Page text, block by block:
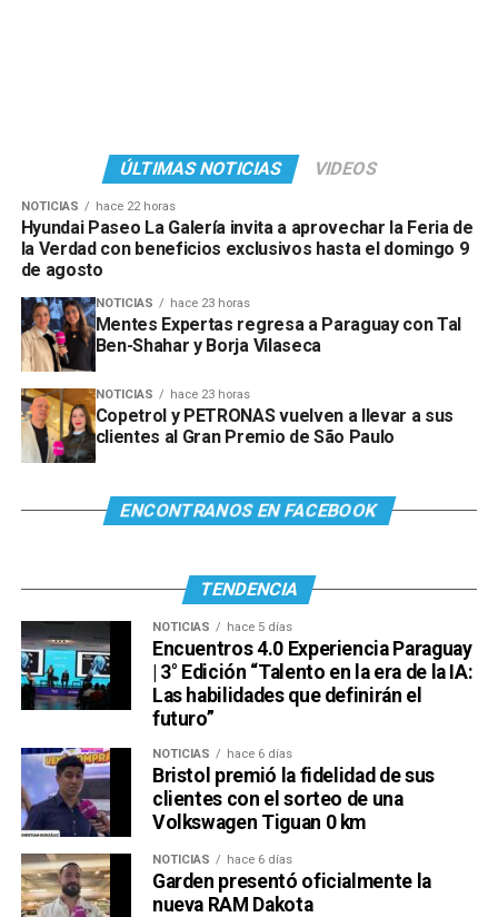
ÚLTIMAS NOTICIAS VIDEOS
NOTICIAS hace 22 horas
Hyundai Paseo La Galería invita a aprovechar la Feria de
la Verdad con beneficios exclusivos hasta el domingo 9
de agosto
NOTICIAS hace 23 horas
Mentes Expertas regresa a Paraguay con Tal
Ben-Shahar y Borja Vilaseca
NOTICIAS hace 23 horas
Copetrol y PETRONAS vuelven a llevar a sus
clientes al Gran Premio de São Paulo
ENCONTRANOS EN FACEBOOK
TENDENCIA
NOTICIAS hace 5 días
Encuentros 4.0 Experiencia Paraguay
| 3° Edición “Talento en la era de la IA:
Las habilidades que definirán el
futuro”
NOTICIAS hace 6 días
Bristol premió la fidelidad de sus
clientes con el sorteo de una
Volkswagen Tiguan 0 km
NOTICIAS hace 6 días
Garden presentó oficialmente la
nueva RAM Dakota